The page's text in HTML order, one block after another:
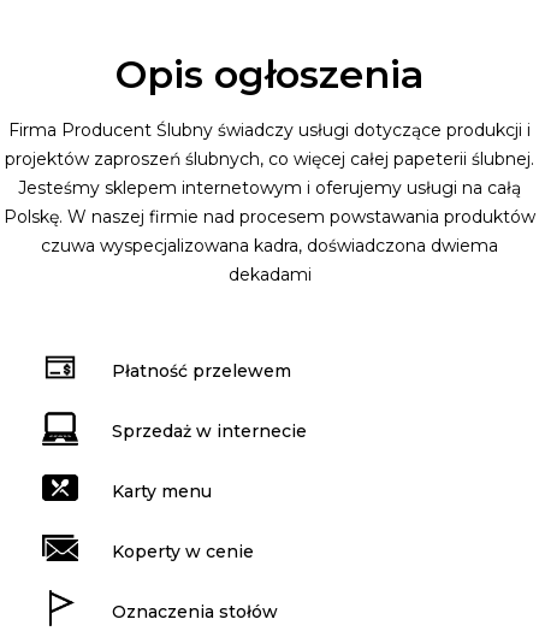
Opis ogłoszenia
Firma Producent Ślubny świadczy usługi dotyczące produkcji i
projektów zaproszeń ślubnych, co więcej całej papeterii ślubnej.
Jesteśmy sklepem internetowym i oferujemy usługi na całą
Polskę. W naszej firmie nad procesem powstawania produktów
czuwa wyspecjalizowana kadra, doświadczona dwiema
dekadami
Płatność przelewem
Sprzedaż w internecie
Karty menu
Koperty w cenie
Oznaczenia stołów